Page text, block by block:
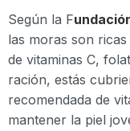
Según la F
las moras son
de vitaminas C,
ración, estás
recomendada de
mantener la piel